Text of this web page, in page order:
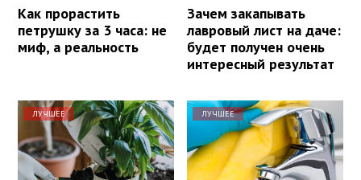
Как прорастить
петрушку за 3 часа: не
миф, а реальность
Зачем закапывать
лавровый лист на даче:
будет получен очень
интересный результат
ЛУЧШЕЕ ЛУЧШЕЕ